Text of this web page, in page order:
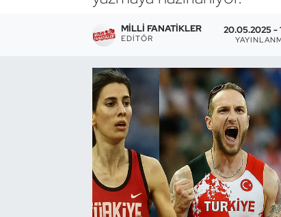
MILLI FANATIKLER
EDITÖR
20.05.2025 -
Buz Hokeyi
Buz Pateni
Çim Hokeyi
Cimnastik